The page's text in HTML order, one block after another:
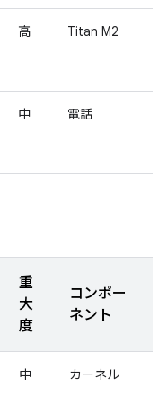
高 Titan M2
中 電話
重
大
度
コンポー
ネント
中 カーネル